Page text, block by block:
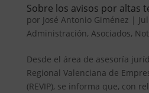
Sobre los avisos por altas
por José Antonio Giménez |
Administración, Asociados,
Desde el área de asesoría
Regional Valenciana de
(REVIP), se informa que, con